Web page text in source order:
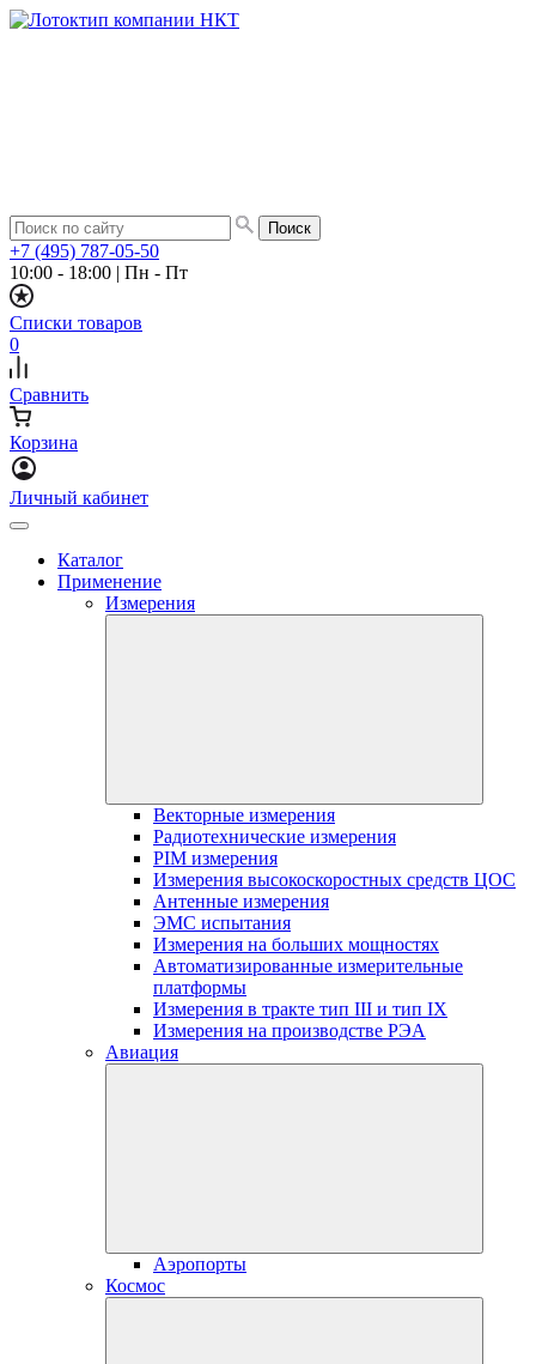
+7 (495) 787-05-50
10:00 - 18:00 | Пн - Пт
Списки товаров
0
Сравнить
Корзина
Личный кабинет
Каталог
Применение
Измерения
Векторные измерения
Радиотехнические измерения
PIM измерения
Измерения высокоскоростных средств ЦОС
Антенные измерения
ЭМС испытания
Измерения на больших мощностях
Автоматизированные измерительные
платформы
Измерения в тракте тип III и тип IX
Измерения на производстве РЭА
Авиация
Аэропорты
Космос